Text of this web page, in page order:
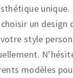
unique.
un design
style
modèles